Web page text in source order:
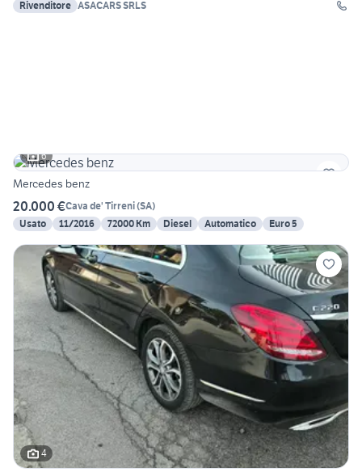
Rivenditore ASACARS SRLS
6
Mercedes benz
20.000 €Cava de' Tirreni(SA)
Usato
11/2016 72000 Km Diesel Automatico Euro 5
4